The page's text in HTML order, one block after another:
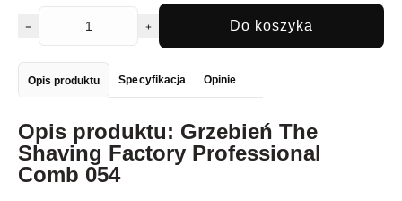
Do koszyka
Opis produktu Specyfikacja Opinie
Opis produktu: Grzebień The
Shaving Factory Professional
Comb 054